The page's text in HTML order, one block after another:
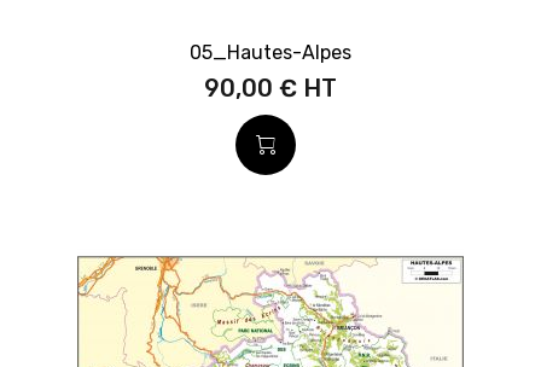
05_Hautes-Alpes
90,00 €